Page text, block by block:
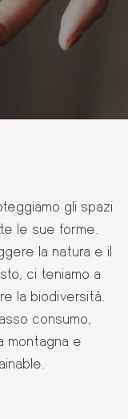
gli spazi
le sue forme.
la natura e il
ci teniamo a
la biodiversità.
consumo,
montagna e